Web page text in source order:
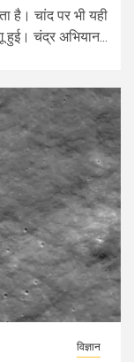
है। चांद पर भी यही
हुई। चंद्र अभियान...
विज्ञान